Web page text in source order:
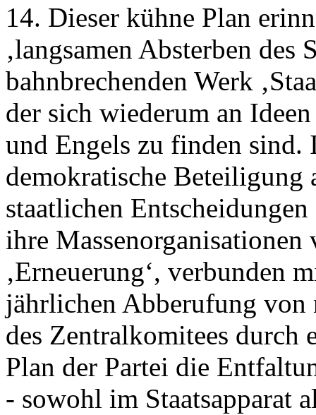
14. Dieser kühne Plan
‚langsamen Absterben des
bahnbrechenden Werk
der sich wiederum an
und Engels zu finden sind.
demokratische Beteiligung
staatlichen
ihre
‚Erneuerung‘, verbunden
jährlichen Abberufung von
des Zentralkomitees durch
Plan der Partei die
- sowohl im Staatsapparat